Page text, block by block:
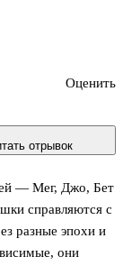
отрывок
— Мег, Джо, Бет
справляются с
разные эпохи и
они
Оценить